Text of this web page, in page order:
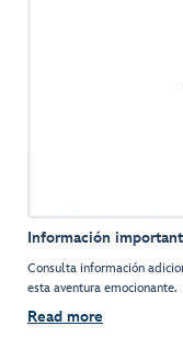
Información
Consulta información
esta aventura emocionante.
Read more